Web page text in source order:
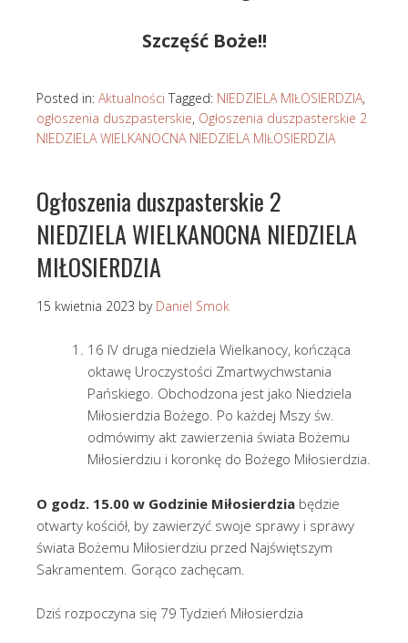
Szczęść Boże!!
Posted in: Aktualności Tagged: NIEDZIELA MIŁOSIERDZIA,
ogłoszenia duszpasterskie, Ogłoszenia duszpasterskie 2
NIEDZIELA WIELKANOCNA NIEDZIELA MIŁOSIERDZIA
Ogłoszenia duszpasterskie 2
NIEDZIELA WIELKANOCNA NIEDZIELA
MIŁOSIERDZIA
15 kwietnia 2023 by Daniel Smok
16 IV druga niedziela Wielkanocy, kończąca
oktawę Uroczystości Zmartwychwstania
Pańskiego. Obchodzona jest jako Niedziela
Miłosierdzia Bożego. Po każdej Mszy św.
odmówimy akt zawierzenia świata Bożemu
Miłosierdziu i koronkę do Bożego Miłosierdzia.
O godz. 15.00 w Godzinie Miłosierdzia będzie
otwarty kościół, by zawierzyć swoje sprawy i sprawy
świata Bożemu Miłosierdziu przed Najświętszym
Sakramentem. Gorąco zachęcam.
Dziś rozpoczyna się 79 Tydzień Miłosierdzia